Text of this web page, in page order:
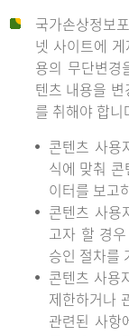
국가손상정보
넷 사이트에
용의 무단변경
텐츠 내용을
를 취해야 합니
콘텐츠 사용
식에 맞춰
이터를 보고
콘텐츠 사용
고자 할 경
승인 절차를
콘텐츠 사용
제한하거나
관련된 사항